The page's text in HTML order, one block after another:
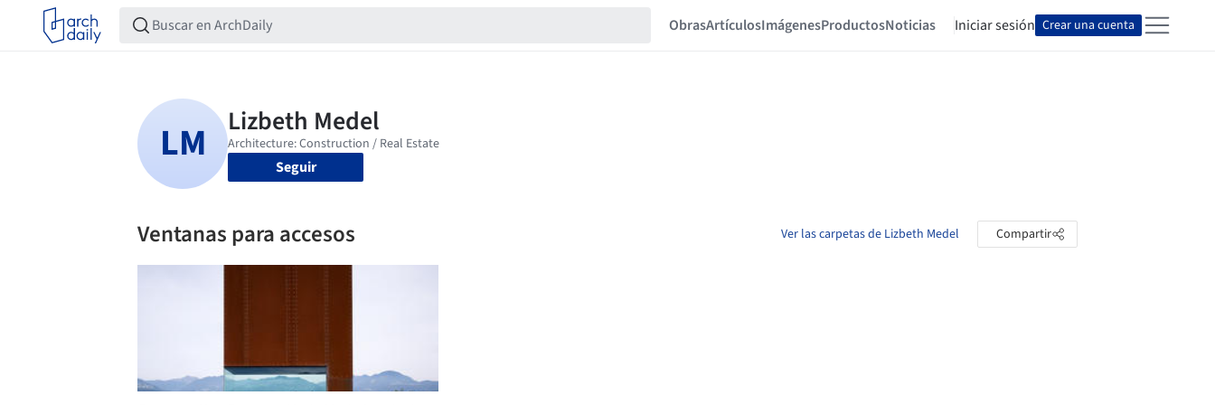
ObrasArtículosImágenesProductosNoticias Iniciar sesión Crear una cuenta
Seguir
Ventanas para accesos Ver las carpetas de Lizbeth Medel Compartir